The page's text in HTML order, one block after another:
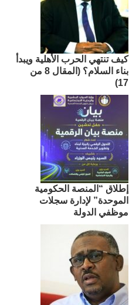
كيف تنتهي الحرب الأهلية ويبدأ
بناء السلام؟ (المقال 8 من
17)
إطلاق “المنصة الحكومية
الموحدة” لإدارة سجلات
موظفي الدولة